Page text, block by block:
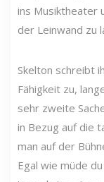
ins Musiktheater
der Leinwand zu
Skelton schreibt
Fähigkeit zu,
sehr zweite
in Bezug auf die
man auf der
Egal wie müde